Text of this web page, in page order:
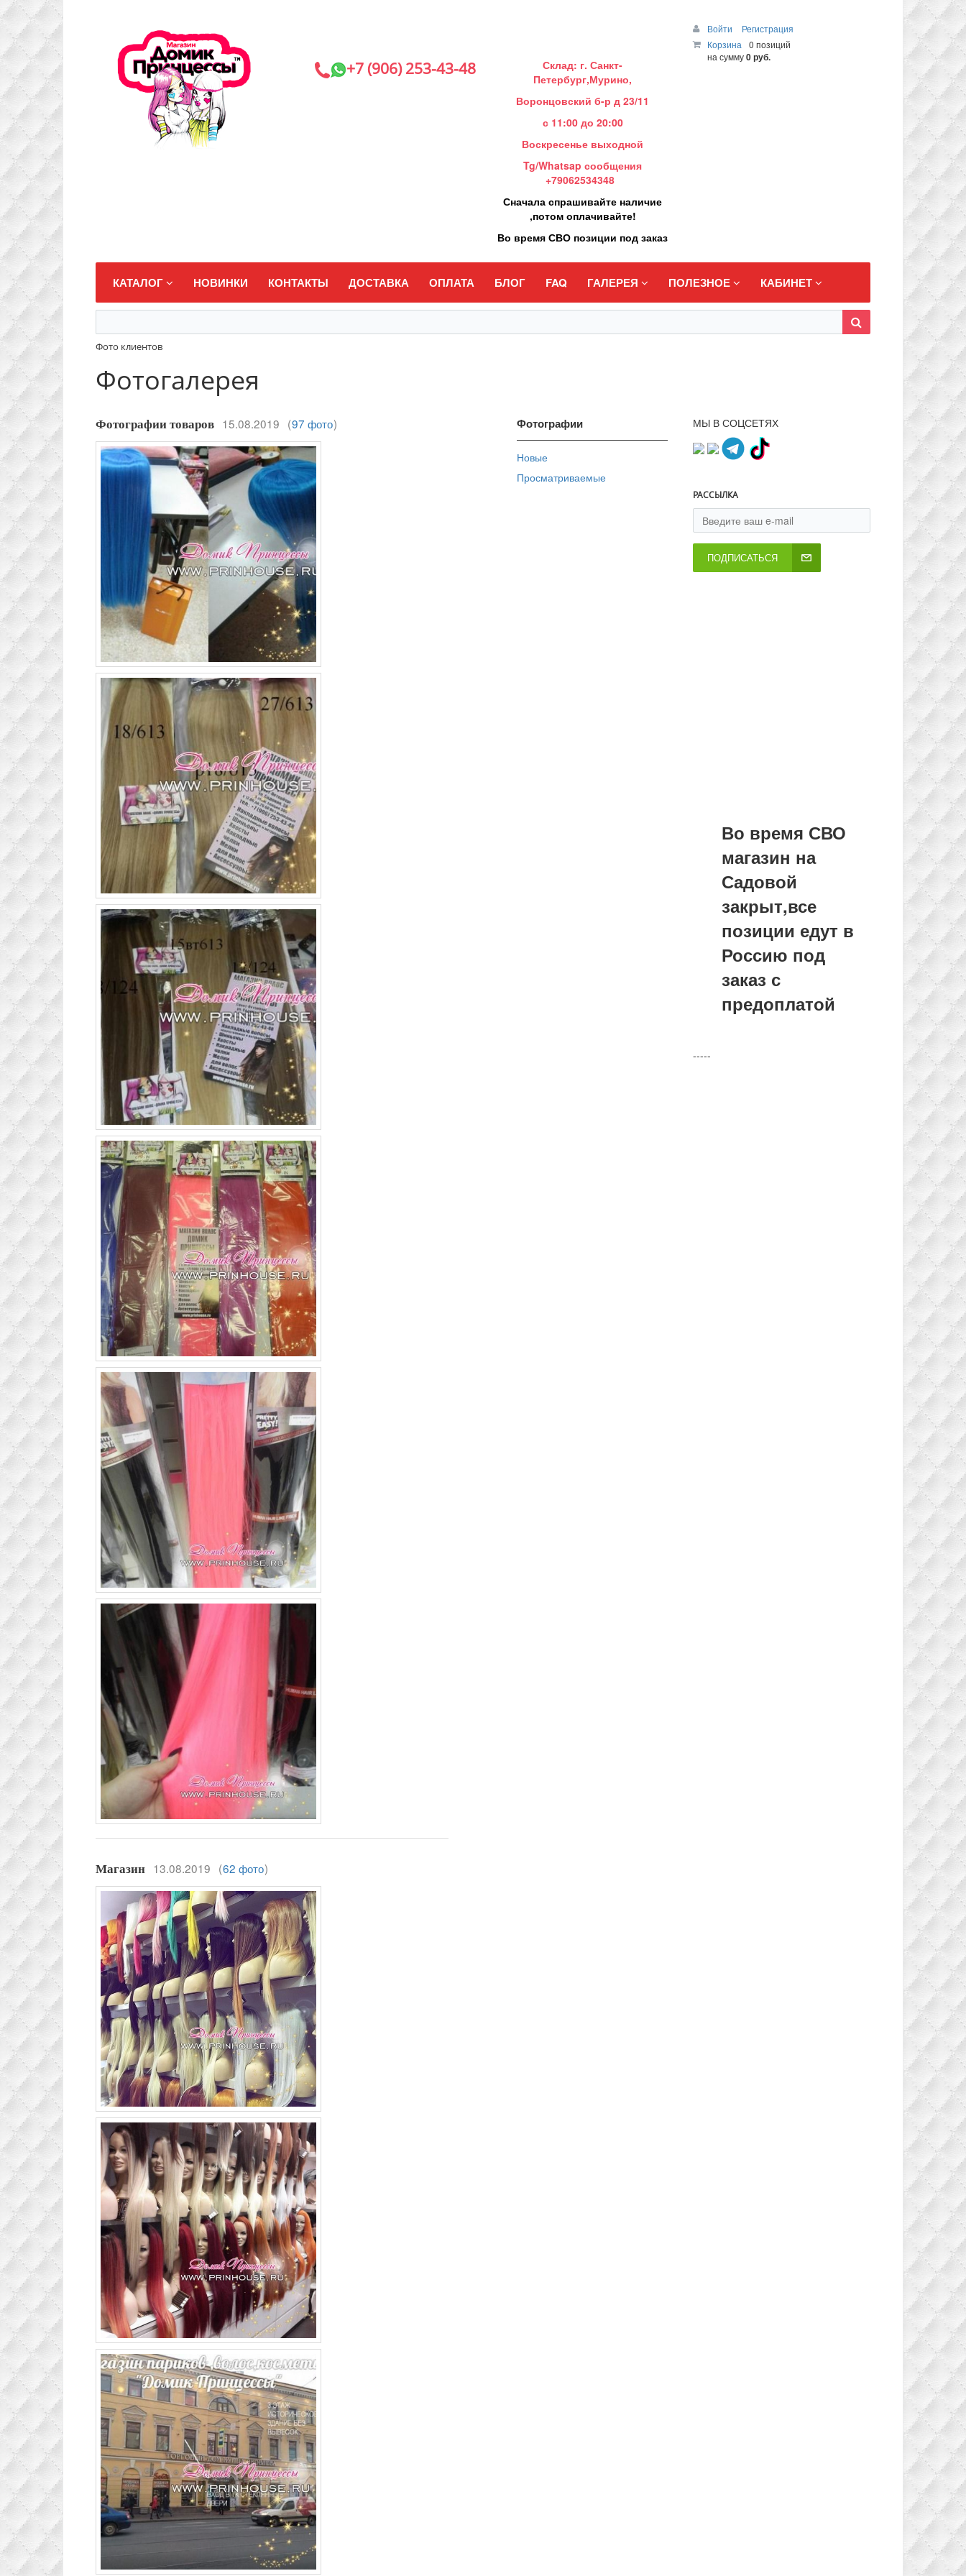
+7 (906) 253-43-48
Склад: г. Санкт-
Петербург,Мурино,
Воронцовский б-р д 23/11
с 11:00 до 20:00
Воскресенье выходной
Tg/Whatsap сообщения
+79062534348
Сначала спрашивайте наличие
,потом оплачивайте!
Во время СВО позиции под заказ
Войти
Регистрация
Корзина
0 позиций
на сумму0 руб.
КАТАЛОГ НОВИНКИ КОНТАКТЫ ДОСТАВКА ОПЛАТА БЛОГ FAQ ГАЛЕРЕЯ ПОЛЕЗНОЕ КАБИНЕТ
Фото клиентов
Фотогалерея
Фотографии
Новые
Просматриваемые
Фотографии товаров 15.08.2019 (97 фото)
Магазин 13.08.2019 (62 фото)
МЫ В СОЦСЕТЯХ
РАССЫЛКА
ПОДПИСАТЬСЯ
Во время СВО
магазин на
Садовой
закрыт,все
позиции едут в
Россию под
заказ с
предоплатой
-----